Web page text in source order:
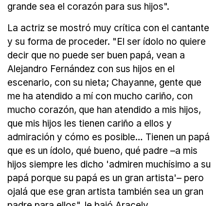
grande sea el corazón para sus hijos".
La actriz se mostró muy crítica con el cantante
y su forma de proceder. "El ser ídolo no quiere
decir que no puede ser buen papá, vean a
Alejandro Fernández con sus hijos en el
escenario, con su nieta; Chayanne, gente que
me ha atendido a mí con mucho cariño, con
mucho corazón, que han atendido a mis hijos,
que mis hijos les tienen cariño a ellos y
admiración y cómo es posible… Tienen un papá
que es un ídolo, qué bueno, qué padre –a mis
hijos siempre les dicho 'admiren muchísimo a su
papá porque su papá es un gran artista'– pero
ojalá que ese gran artista también sea un gran